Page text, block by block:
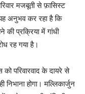
मजबूती से फ़ासिस्ट
अनुभव कर रहा है कि
प्रक्रिया में गांधी
रह गया है।
परिवारवाद के दायरे से
निभाना होगा। मल्लिकार्जुन